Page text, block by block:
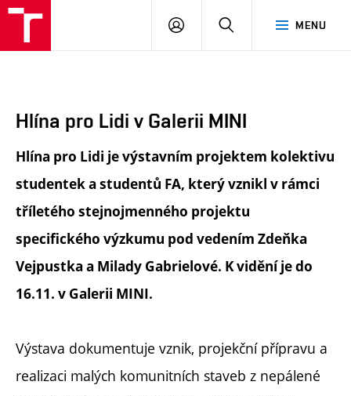
MENU
PŘIHLÁSIT
Hlína pro Lidi v Galerii MINI
Hlína pro Lidi je výstavním projektem kolektivu
studentek a studentů FA, který vznikl v rámci
tříletého stejnojmenného projektu
specifického výzkumu pod vedením Zdeňka
Vejpustka a Milady Gabrielové. K vidění je do
16.11. v Galerii MINI.
Výstava dokumentuje vznik, projekční přípravu a
realizaci malých komunitních staveb z nepálené